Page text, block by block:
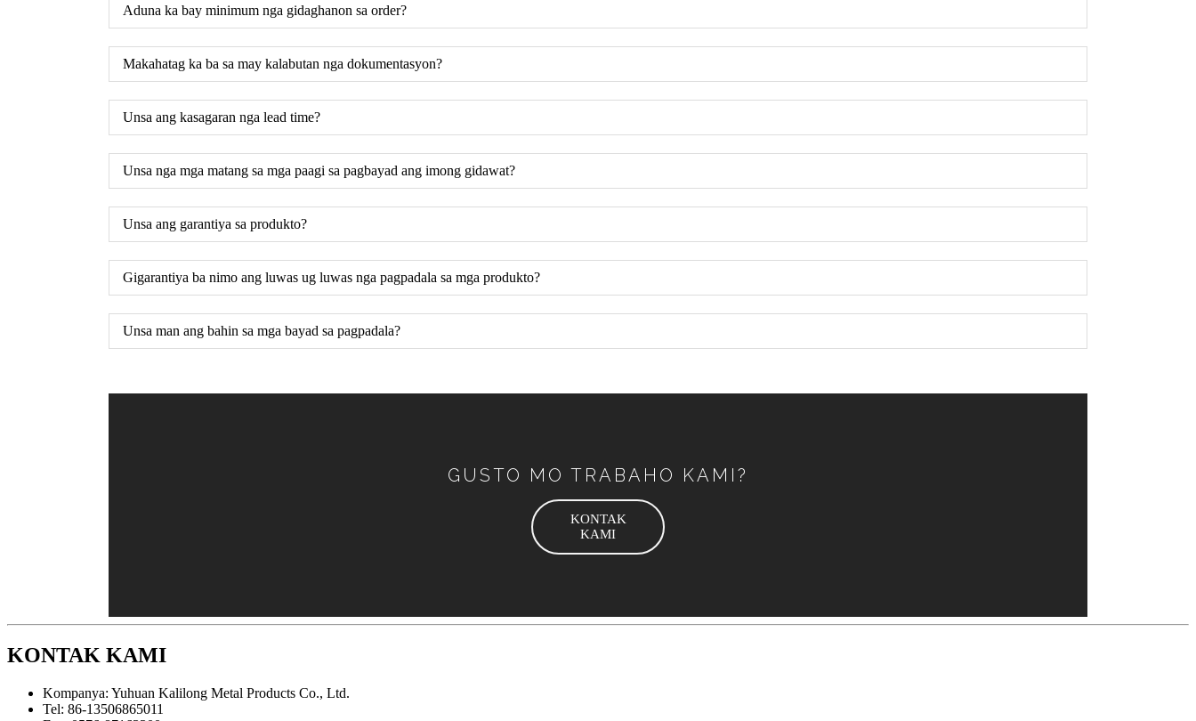
Aduna ka bay minimum nga gidaghanon sa order?
Makahatag ka ba sa may kalabutan nga dokumentasyon?
Unsa ang kasagaran nga lead time?
Unsa nga mga matang sa mga paagi sa pagbayad ang imong gidawat?
Unsa ang garantiya sa produkto?
Gigarantiya ba nimo ang luwas ug luwas nga pagpadala sa mga produkto?
Unsa man ang bahin sa mga bayad sa pagpadala?
GUSTO MO TRABAHO KAMI?
KONTAK
KAMI
KONTAK KAMI
Kompanya: Yuhuan Kalilong Metal Products Co., Ltd.
Tel: 86-13506865011